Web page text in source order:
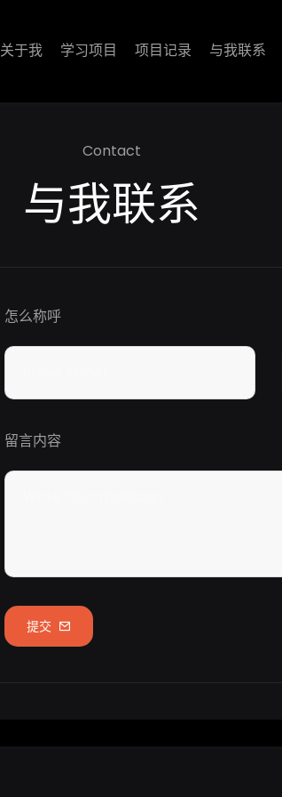
关于我 学习项目 项目记录 与我联系
Contact
与我联系
怎么称呼
留言内容
提交